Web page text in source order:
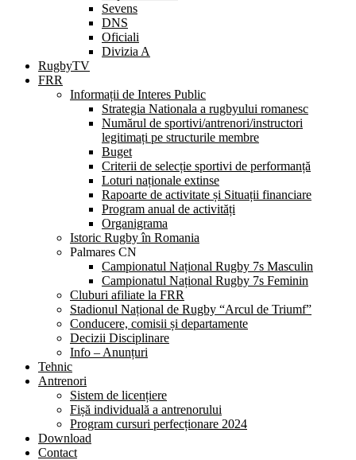
Sevens
DNS
Oficiali
Divizia A
RugbyTV
FRR
Informații de Interes Public
Strategia Nationala a rugbyului romanesc
Numărul de sportivi/antrenori/instructori
legitimați pe structurile membre
Buget
Criterii de selecție sportivi de performanță
Loturi naționale extinse
Rapoarte de activitate și Situații financiare
Program anual de activități
Organigrama
Istoric Rugby în Romania
Palmares CN
Campionatul Național Rugby 7s Masculin
Campionatul Național Rugby 7s Feminin
Cluburi afiliate la FRR
Stadionul Național de Rugby “Arcul de Triumf”
Conducere, comisii și departamente
Decizii Disciplinare
Info – Anunțuri
Tehnic
Antrenori
Sistem de licențiere
Fișă individuală a antrenorului
Program cursuri perfecționare 2024
Download
Contact